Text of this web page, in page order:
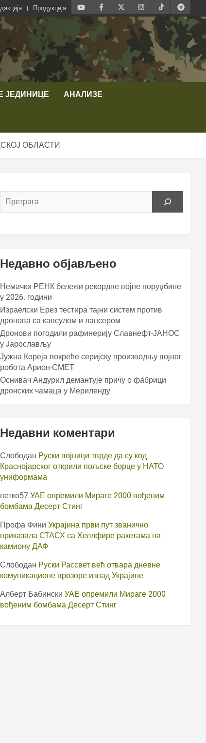
Продукција
ЈЕДИНИЦЕ АНАЛИЗЕ
ОБЛАСТИ
Недавно објављено
Немачки РЕНК бележи рекордне војне поруџбине
у 2026. години
Израелски Ерез тестира тајни систем против
дронова са капсулом и лансером
Дронови погодили рафинерију Славнефт-ЈАНОС
у Јарослављу
Јужна Кореја покреће серијску производњу војног
робота Арион-СМЕТ
Оснивач Андурил демантује причу о фабрици
дронских чамаца у Мериленду
Недавни коментари
Слободан Руски војници тврде да су код
Краснојарског открили пољске борце у НАТО
униформама
петко57 УАЕ опремили Мираге 2000 вођеним
бомбама Десерт Стинг
Профа Фини Украјина први пут званично
приказала СТАСХ са Хеллфире ракетама на
камиону ДАФ
Слободан Руски Рассвет већ отвара дневне
комуникационе прозоре изнад Украјине
Алберт Бабински УАЕ опремили Мираге 2000
вођеним бомбама Десерт Стинг